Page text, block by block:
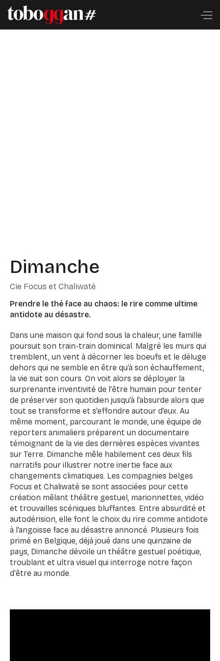
Dimanche
Cie Focus et Chaliwaté
Prendre le thé face au chaos: le rire comme ultime
antidote au désastre.
Dans une maison qui fond sous la chaleur, une famille
poursuit son train-train dominical. Malgré les murs qui
tremblent, un vent à décorner les boeufs et le déluge
dehors qui ne semble en être qu’à son échauffement,
la vie suit son cours. On voit alors se déployer la
surprenante inventivité de l’être humain pour tenter
de préserver son quotidien jusqu’à l’absurde alors que
tout se transforme et s’effondre autour d’eux. Au
même moment, parcourant le monde, une équipe de
reporters animaliers préparent un documentaire
témoignant de la vie des dernières espèces vivantes
sur Terre. Dimanche mêle habilement ces deux fils
narratifs pour illustrer notre inertie face aux
changements climatiques. Les compagnies belges
Focus et Chaliwaté se sont associées pour cette
création mêlant théâtre gestuel, marionnettes, vidéo
et trouvailles scéniques bluffantes. Entre absurdité et
autodérision, elle font le choix du rire comme antidote
à l’angoisse face au désastre annoncé. Plusieurs fois
primé en Belgique, déjà joué dans une quinzaine de
pays, Dimanche dévoile un théâtre gestuel poétique,
troublant et ultra visuel qui interroge notre façon
d’être au monde.